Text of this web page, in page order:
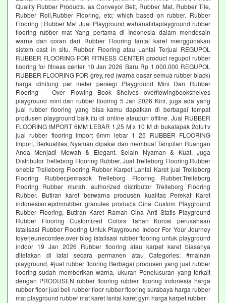
Quality Rubber Products. as Conveyor Belt, Rubber Mat, Rubber Tile,
Rubber Roll,Rubber Flooring, etc; which based on rubber. Rubber
Flooring | Rubber Mat Jual Playground wahanatirtaplayground rubber
flooring rubber mat Yang pertama di Indonesia dalam mendesain
warna dan coran dari Rubber Flooring lantai karet menggunakan
sistem cast in situ. Rubber Flooring atau Lantai Terjual REGUPOL
RUBBER FLOORING FOR FITNESS CENTER product regupol rubber
flooring for fitness center 10 Jan 2026 Baru Rp 1.000.000 REGUPOL
RUBBER FLOORING FOR grey, red (warna dasar semua rubber black)
harga dihitung per meter persegi Playground Mini Dan Rubber
Flooring – Over Flowing Book Shelves overflowingbookshelves
playground mini dan rubber flooring 5 Jan 2026 Kini, juga ada yang
jual rubber flooring yang bisa kamu dapatkan di berbagai tempat
produsen playground baik itu di online ataupun offline. Jual RUBBER
FLOORING IMPORT 6MM LEBAR 1,25 M x 10 M di bukalapak 2dtu1v
jual rubber flooring import 6mm lebar 1 25 RUBBER FLOORING
Import, Berkualitas, Nyaman dipakai dan membuat Tampilan Ruangan
Anda Menjadi Mewah & Elegant. Selain Nyaman & Kuat, Juga
Distributor Trelleborg Flooring Rubber, Jual Trelleborg Flooring Rubber
onebiz Trelleborg Flooring Rubber Karpet Lantai Karet jual Trelleborg
Flooring Rubber,pemasok Trelleborg Flooring Rubber,Trelleborg
Flooring Rubber murah, authorized distributor Trelleborg Flooring
Rubber. Butiran karet berwarna produsen kualitas Perekat Karet
indonesian.epdmrubber granules products Cina Custom Playground
Rubber Flooring, Butiran Karet Ramah Cina Anti Statis Playground
Rubber Flooring Customized Colors Tahan Korosi perusahaan
Istalisasi Rubber Flooring Untuk Playground Indoor For Your Journey
foyerjeunecordee.over blog istalisasi rubber flooring untuk playground
indoor 19 Jan 2026 Rubber flooring atau karpet karet biasanya
diletakan di latai secara permanen atau Categories: #mainan
playground, #jual rubber flooring Berbagai produsen yang jual rubber
flooring sudah memberikan warna, ukuran Penelusuran yang terkait
dengan PRODUSEN rubber flooring rubber flooring indonesia harga
rubber floor jual beli rubber floor rubber flooring surabaya harga rubber
mat playground rubber mat karet lantai karet gym harga karpet rubber